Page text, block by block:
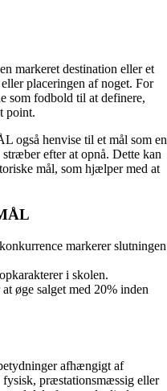
markeret destination eller et
placeringen af noget. For
som fodbold til at definere,
point.
også henvise til et mål som en
efter at opnå. Dette kan
mål, som hjælper med at
markerer slutningen
i skolen.
øge salget med 20% inden
afhængigt af
fysisk, præstationsmæssig eller